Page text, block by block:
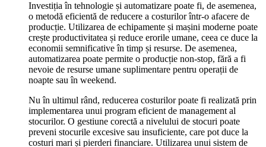
Investiția în tehnologie și automatizare poate fi, de asemenea,
o metodă eficientă de reducere a costurilor într-o afacere de
producție. Utilizarea de echipamente și mașini moderne poate
crește productivitatea și reduce erorile umane, ceea ce duce la
economii semnificative în timp și resurse. De asemenea,
automatizarea poate permite o producție non-stop, fără a fi
nevoie de resurse umane suplimentare pentru operații de
noapte sau în weekend.
Nu în ultimul rând, reducerea costurilor poate fi realizată prin
implementarea unui program eficient de management al
stocurilor. O gestiune corectă a nivelului de stocuri poate
preveni stocurile excesive sau insuficiente, care pot duce la
costuri mari și pierderi financiare. Utilizarea unui sistem de